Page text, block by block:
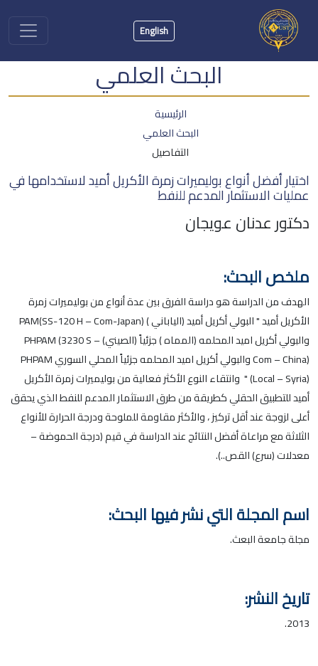
English
البحث العلمي
الرئيسية
البحث العلمي
التفاصيل
اختيار أفضل أنواع بوليميرات زمرة الأكريل أميد لاستخدامها في
عمليات الاستثمار المدعم للنفط
دكتور عدنان عويجان
ملخص البحث:
الهدف من الدراسة هو دراسة الفرق بين عدة أنواع من بوليميرات زمرة
الأكريل أميد " البولي أكريل أميد (الياباني ) (PAM(SS-120 H – Com-Japan
والبولي أكريل اميد المحلمه (المماه ) جزئياً (الصيني) PHPAM (3230 S –
Com – China) والبولي أكريل اميد المحلمه جزئياً المحلي السوري PHPAM
(Local – Syria) " وانتقاء النوع الأكثر فعالية من بوليميرات زمرة الأكريل
أميد للتطبيق الحقلي كطريقة من طرق الاستثمار المدعم للنفط الذي يحقق
أعلى لزوجة عند أقل تركيز ، والأكثر مقاومة للملوحة ودرجة الحرارة للأنواع
الثلاثة مع مراعاة أفضل النتائج عند الدراسة في قيم (درجة الحموضة –
معدلات (سرع) القص..).
اسم المجلة التي نشر فيها البحث:
مجلة جامعة البعث.
تاريخ النشر:
2013.